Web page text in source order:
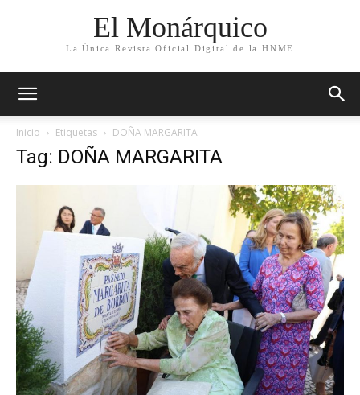
El Monárquico
La Única Revista Oficial Digital de la HNME
Inicio Etiquetas DOÑA MARGARITA
Tag: DOÑA MARGARITA